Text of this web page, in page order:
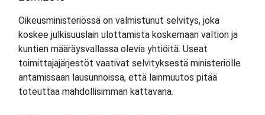
Oikeusministeriössä on valmistunut selvitys, joka
koskee julkisuuslain ulottamista koskemaan valtion ja
kuntien määräysvallassa olevia yhtiöitä. Useat
toimittajajärjestöt vaativat selvityksestä ministeriölle
antamissaan lausunnoissa, että lainmuutos pitää
toteuttaa mahdollisimman kattavana.